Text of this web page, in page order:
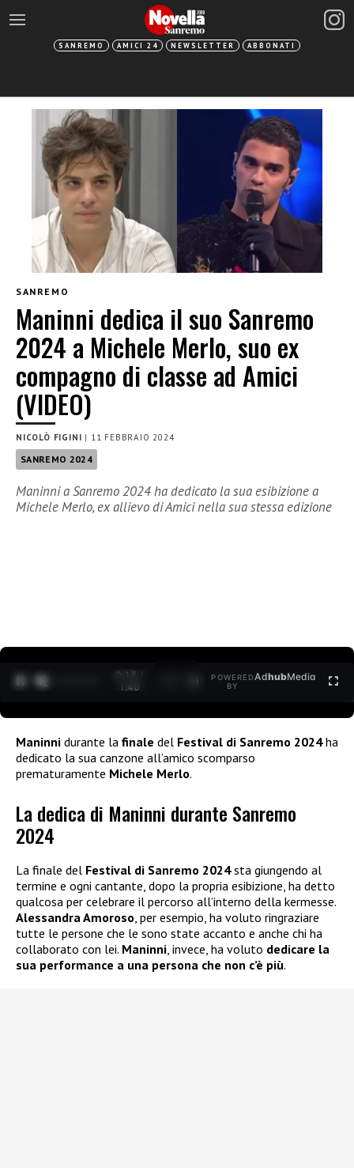
SANREMO AMICI 24 NEWSLETTER ABBONATI
SANREMO
Maninni dedica il suo Sanremo
2024 a Michele Merlo, suo ex
compagno di classe ad Amici
(VIDEO)
NICOLÒ FIGINI | 11 FEBBRAIO 2024
SANREMO 2024
Maninni a Sanremo 2024 ha dedicato la sua esibizione a
Michele Merlo, ex allievo di Amici nella sua stessa edizione
0:14 /
1:40
POWERED
BY
AdhubMedia
Maninni durante la finale del Festival di Sanremo 2024ha
dedicato la sua canzone all’amico scomparso
prematuramente Michele Merlo.
La dedica di Maninni durante Sanremo
2024
La finale del Festival di Sanremo 2024sta giungendo al
termine e ogni cantante, dopo la propria esibizione, ha detto
qualcosa per celebrare il percorso all’interno della kermesse.
Alessandra Amoroso, per esempio, ha voluto ringraziare
tutte le persone che le sono state accanto e anche chi ha
collaborato con lei. Maninni, invece, ha voluto dedicare la
sua performance a una persona che non c’è più.